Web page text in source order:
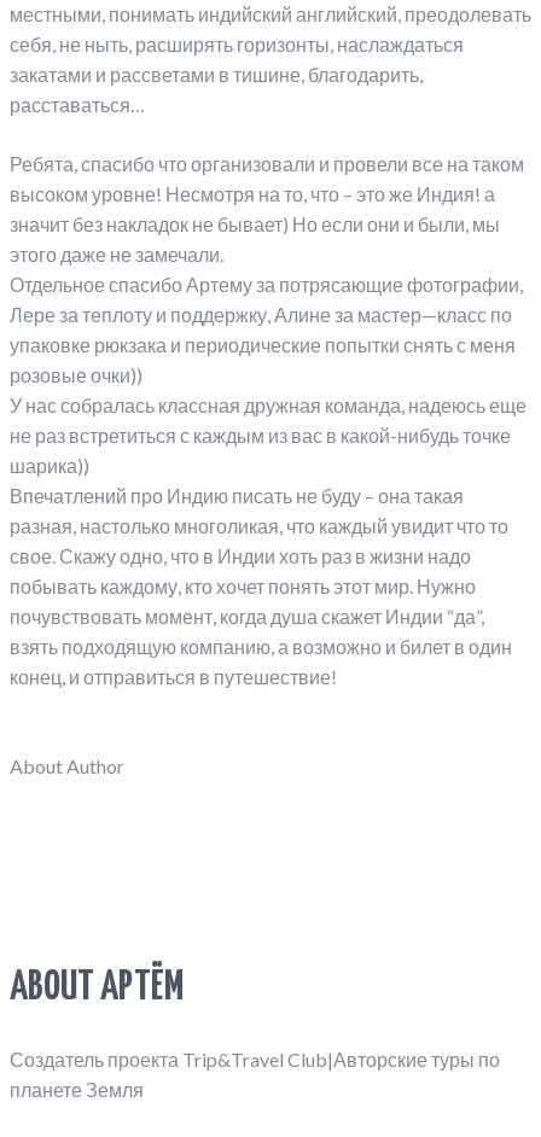
местными, понимать индийский английский, преодолевать
себя, не ныть, расширять горизонты, наслаждаться
закатами и рассветами в тишине, благодарить,
расставаться…
Ребята, спасибо что организовали и провели все на таком
высоком уровне! Несмотря на то, что – это же Индия! а
значит без накладок не бывает) Но если они и были, мы
этого даже не замечали.
Отдельное спасибо Артему за потрясающие фотографии,
Лере за теплоту и поддержку, Алине за мастер—класс по
упаковке рюкзака и периодические попытки снять с меня
розовые очки))
У нас собралась классная дружная команда, надеюсь еще
не раз встретиться с каждым из вас в какой-нибудь точке
шарика))
Впечатлений про Индию писать не буду – она такая
разная, настолько многоликая, что каждый увидит что то
свое. Скажу одно, что в Индии хоть раз в жизни надо
побывать каждому, кто хочет понять этот мир. Нужно
почувствовать момент, когда душа скажет Индии “да”,
взять подходящую компанию, а возможно и билет в один
конец, и отправиться в путешествие!
About Author
ABOUT АРТЁМ
Создатель проекта Trip&Travel Club|Авторские туры по
планете Земля